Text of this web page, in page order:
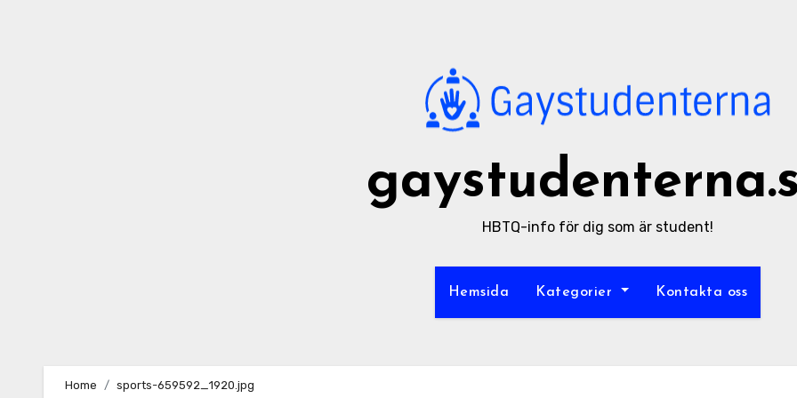
HBTQ-info för dig som är student!
Hemsida Kategorier Kontakta oss
Home sports-659592_1920.jpg